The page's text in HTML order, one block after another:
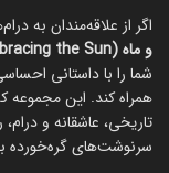
اگر از علاقه‌مندان به
و ماه (The Moon Embracing the Sun)
شما را با داستانی
تاریخی، عاشقانه و
سرنوشت‌های گره‌خورده